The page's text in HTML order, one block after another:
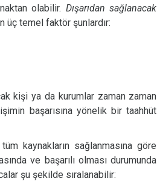
olabilir. Dışarıdan sağlanacak
temel faktör şunlardır:
kişi ya da kurumlar zaman zaman
başarısına yönelik bir taahhüt
kaynakların sağlanmasına göre
ve başarılı olması durumunda
şu şekilde sıralanabilir: